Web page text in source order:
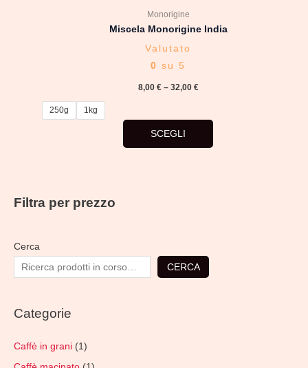
Filtra per prezzo
Cerca
CERCA
Categorie
Caffè in grani (1)
Monorigine
Miscela Monorigine India
Valutato
0 su 5
8,00 €– 32,00 €
250g 1kg
SCEGLI
prodotto